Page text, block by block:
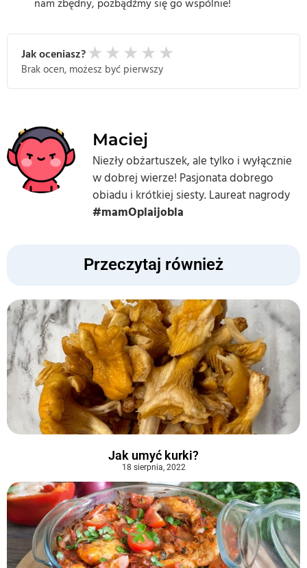
nam zbędny, pozbądźmy się go wspólnie!
Jak oceniasz? ★ ★ ★ ★ ★
Brak ocen, możesz być pierwszy
Maciej
Niezły obżartuszek, ale tylko i wyłącznie
w dobrej wierze! Pasjonata dobrego
obiadu i krótkiej siesty. Laureat nagrody
#mamOplaijobla
Przeczytaj również
Jak umyć kurki?
18 sierpnia, 2022